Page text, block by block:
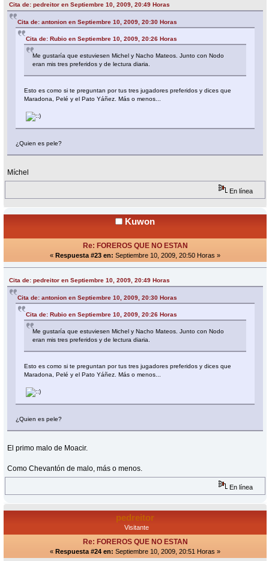
Cita de: pedreitor en Septiembre 10, 2009, 20:49 Horas
Cita de: antonion en Septiembre 10, 2009, 20:30 Horas
Cita de: Rubio en Septiembre 10, 2009, 20:26 Horas
Me gustaría que estuviesen Michel y Nacho Mateos. Junto con Nodo
eran mis tres preferidos y de lectura diaria.
Esto es como si te preguntan por tus tres jugadores preferidos y dices que
Maradona, Pelé y el Pato Yáñez. Más o menos...
¿Quien es pele?
Míchel
En línea
Kuwon
Re: FOREROS QUE NO ESTAN
« Respuesta #23 en: Septiembre 10, 2009, 20:50 Horas »
Cita de: pedreitor en Septiembre 10, 2009, 20:49 Horas
Cita de: antonion en Septiembre 10, 2009, 20:30 Horas
Cita de: Rubio en Septiembre 10, 2009, 20:26 Horas
Me gustaría que estuviesen Michel y Nacho Mateos. Junto con Nodo
eran mis tres preferidos y de lectura diaria.
Esto es como si te preguntan por tus tres jugadores preferidos y dices que
Maradona, Pelé y el Pato Yáñez. Más o menos...
¿Quien es pele?
El primo malo de Moacir.
Como Chevantón de malo, más o menos.
En línea
pedreitor
Visitante
Re: FOREROS QUE NO ESTAN
« Respuesta #24 en: Septiembre 10, 2009, 20:51 Horas »